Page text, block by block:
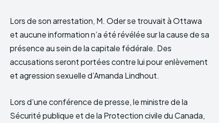
Lors de son arrestation, M. Oder se trouvait à Ottawa
et aucune information n’a été révélée sur la cause de sa
présence au sein de la capitale fédérale. Des
accusations seront portées contre lui pour enlèvement
et agression sexuelle d’Amanda Lindhout.
Lors d’une conférence de presse, le ministre de la
Sécurité publique et de la Protection civile du Canada,